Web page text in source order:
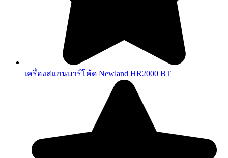
เครื่องสแกนบาร์โค้ด Newland HR2000 BT